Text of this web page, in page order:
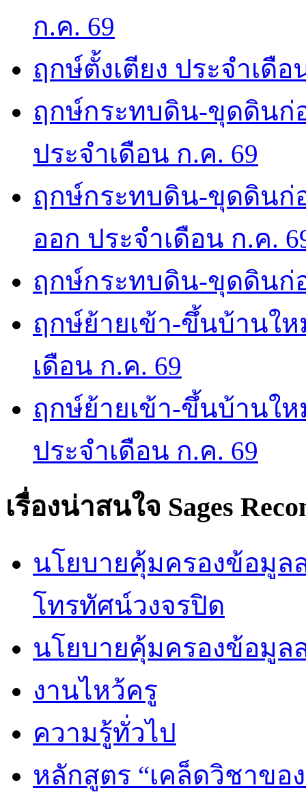
ก.ค. 69
ฤกษ์ตั้งเตียง ประจำเดือ
ฤกษ์กระทบดิน-ขุดดินก่
ประจำเดือน ก.ค. 69
ฤกษ์กระทบดิน-ขุดดินก่
ออก ประจำเดือน ก.ค.
ฤกษ์กระทบดิน-ขุดดินก่
ฤกษ์ย้ายเข้า-ขึ้นบ้านใ
เดือน ก.ค. 69
ฤกษ์ย้ายเข้า-ขึ้นบ้านใ
ประจำเดือน ก.ค. 69
เรื่องน่าสนใจ Sages
นโยบายคุ้มครองข้อมูล
โทรทัศน์วงจรปิด
นโยบายคุ้มครองข้อมูล
งานไหว้ครู
ความรู้ทั่วไป
หลักสูตร “เคล็ดวิชาขอ